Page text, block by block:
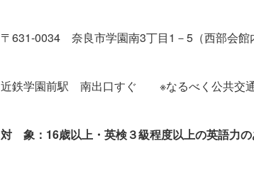
〒631-0034 奈良市学園南3丁目1－5（西部会館
近鉄学園前駅 南出口すぐ ※なるべく公共交通
対 象：16歳以上・英検３級程度以上の英語力の